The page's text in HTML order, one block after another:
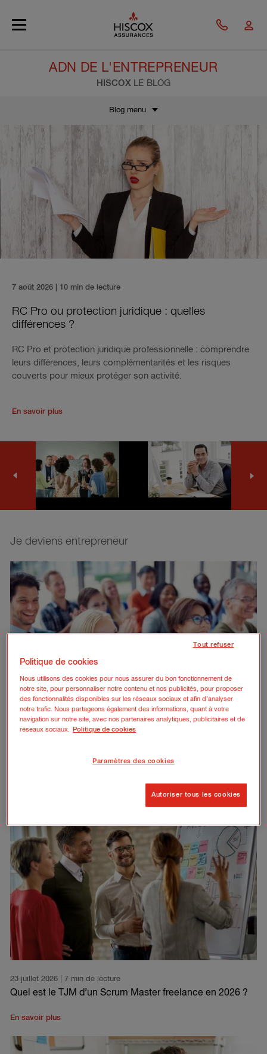
ADN DE L'ENTREPRENEUR
HISCOX LE BLOG
Blog menu
7 août 2026 | 10 min de lecture
RC Pro ou protection juridique : quelles
différences ?
RC Pro et protection juridique professionnelle : comprendre
leurs différences, leurs complémentarités et les risques
couverts pour mieux protéger son activité.
En savoir plus
Je deviens entrepreneur
23 juillet 2026 | 7 min de lecture
Quel est le TJM d’un Scrum Master freelance en 2026 ?
En savoir plus
Politique de cookies
Nous utilisons des cookies pour nous assurer du bon fonctionnement de
notre site, pour personnaliser notre contenu et nos publicités, pour proposer
des fonctionnalités disponibles sur les réseaux sociaux et afin d’analyser
notre trafic. Nous partageons également des informations, quant à votre
navigation sur notre site, avec nos partenaires analytiques, publicitaires et de
réseaux sociaux. Politique de cookies
Paramètres des cookies
Tout refuser
Autoriser tous les cookies